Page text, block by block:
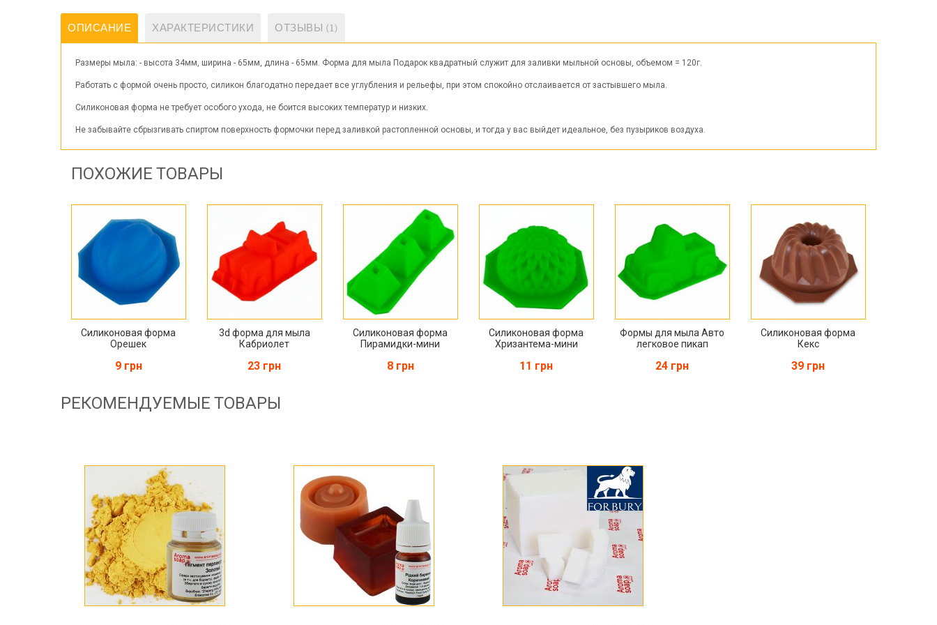
ОПИСАНИЕ ХАРАКТЕРИСТИКИ ОТЗЫВЫ (1)
Размеры мыла: - высота 34мм, ширина - 65мм, длина - 65мм. Форма для мыла Подарок квадратный служит для заливки мыльной основы, объемом = 120г.
Работать с формой очень просто, силикон благодатно передает все углубления и рельефы, при этом спокойно отслаивается от застывшего мыла.
Силиконовая форма не требует особого ухода, не боится высоких температур и низких.
Не забывайте сбрызгивать спиртом поверхность формочки перед заливкой растопленной основы, и тогда у вас выйдет идеальное, без пузыриков воздуха.
ПОХОЖИЕ ТОВАРЫ
Силиконовая форма
Орешек
9 грн
3d форма для мыла
Кабриолет
23 грн
Силиконовая форма
Пирамидки-мини
8 грн
Силиконовая форма
Хризантема-мини
11 грн
Формы для мыла Авто
легковое пикап
24 грн
Силиконовая форма
Кекс
39 грн
РЕКОМЕНДУЕМЫЕ ТОВАРЫ